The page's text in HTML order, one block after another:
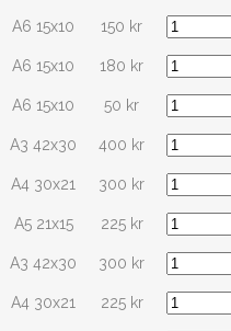
A6 15x10 150 kr
A6 15x10 180 kr
A6 15x10 50 kr
A3 42x30 400 kr
A4 30x21 300 kr
A5 21x15 225 kr
A3 42x30 300 kr
A4 30x21 225 kr